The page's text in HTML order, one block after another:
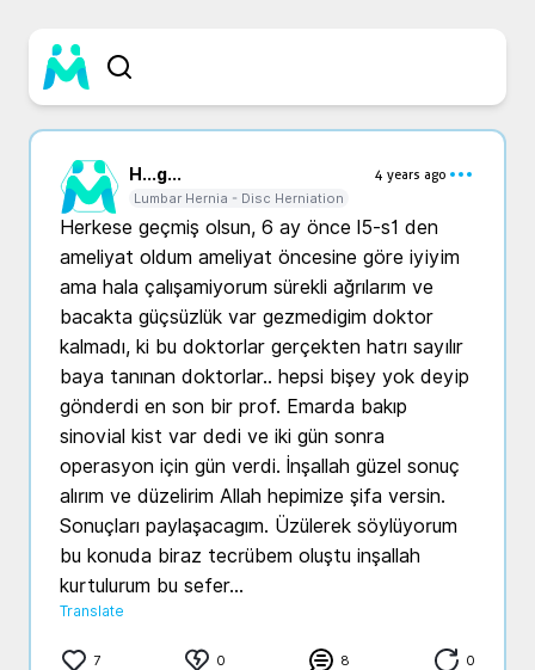
H...g...
4 years ago
Lumbar Hernia - Disc Herniation
Herkese geçmiş olsun, 6 ay önce l5-s1 den
ameliyat oldum ameliyat öncesine göre iyiyim
ama hala çalışamiyorum sürekli ağrılarım ve
bacakta güçsüzlük var gezmedigim doktor
kalmadı, ki bu doktorlar gerçekten hatrı sayılır
baya tanınan doktorlar.. hepsi bişey yok deyip
gönderdi en son bir prof. Emarda bakıp
sinovial kist var dedi ve iki gün sonra
operasyon için gün verdi. İnşallah güzel sonuç
alırım ve düzelirim Allah hepimize şifa versin.
Sonuçları paylaşacagım. Üzülerek söylüyorum
bu konuda biraz tecrübem oluştu inşallah
kurtulurum bu sefer...
Translate
7 0 8 0